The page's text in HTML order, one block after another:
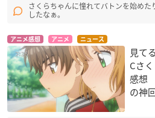
さくらちゃんに憧れてバトンを始め
したなぁ。
アニメ感想 アニメ ニュース
見て
Cさ
感想
の神